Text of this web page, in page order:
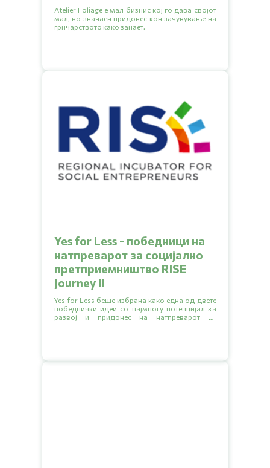
Atelier Foliage е мал бизнис кој го дава својот
мал, но значаен придонес кон зачувување на
грнчарството како занает.
Yes for Less - победници на
натпреварот за социјално
претприемништво RISE
Journey II
Yes for Less беше избрана како една од двете
победнички идеи со најмногу потенцијал за
развој и придонес на натпреварот за